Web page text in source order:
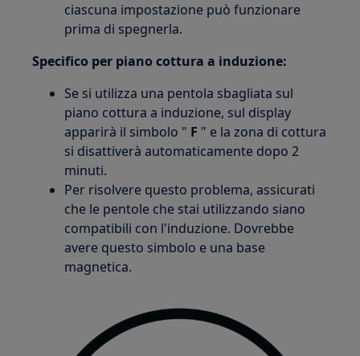
ciascuna impostazione può funzionare
prima di spegnerla.
Specifico per piano cottura a induzione:
Se si utilizza una pentola sbagliata sul
piano cottura a induzione, sul display
apparirà il simbolo " F " e la zona di cottura
si disattiverà automaticamente dopo 2
minuti.
Per risolvere questo problema, assicurati
che le pentole che stai utilizzando siano
compatibili con l'induzione. Dovrebbe
avere questo simbolo e una base
magnetica.